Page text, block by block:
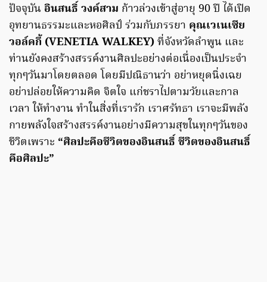
ปัจจุบันอินสนธิ์ วงค์สาม ก้าวล่วงเข้าสู่อายุ 90 ปี ได้เปิด
อุทยานธรรมะและหอศิลป์ ร่วมกับภรรยา คุณเวเนเซีย
วอล์คกี้ (VENETIA WALKEY)ที่จังหวัดลำพูน และ
ท่านยังคงสร้างสรรค์งานศิลปะอย่างต่อเนื่องเป็นประจำ
ทุกๆวันมาโดยตลอด โดยมีปณิธานว่า อย่าหยุดนิ่งเฉย
อย่าปล่อยให้ความคิด จิตใจ แก่ชราไปตามวัยและกาล
เวลา ให้ทำงาน ทำในสิ่งที่เรารัก เราศรัทธา เราจะมีพลัง
กายพลังใจสร้างสรรค์งานอย่างมีความสุขในทุกๆวันของ
ชีวิตเพราะ “ศิลปะคือชีวิตของอินสนธิ์ ชีวิตของอินสนธิ์
คือศิลปะ”